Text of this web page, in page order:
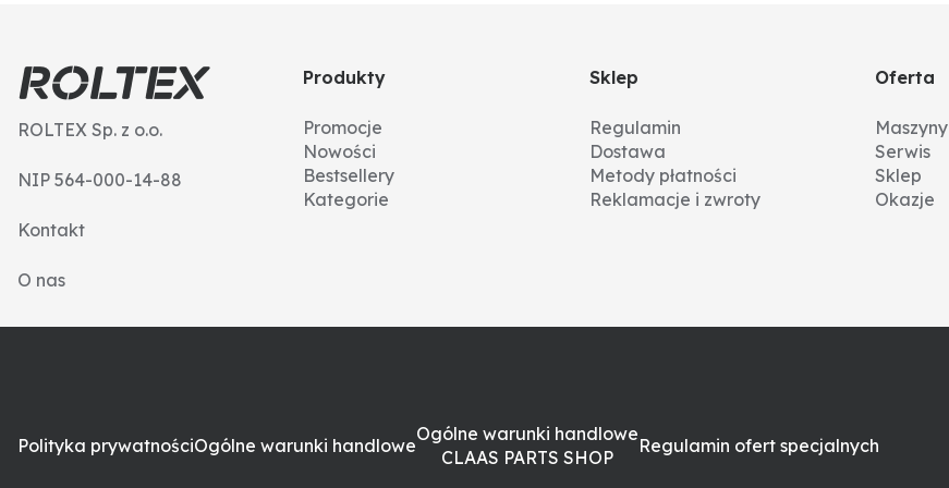
ROLTEX Sp. z o.o.
NIP 564-000-14-88
Kontakt
O nas
Produkty
Promocje
Nowości
Bestsellery
Kategorie
Sklep
Regulamin
Dostawa
Metody płatności
Reklamacje i zwroty
Oferta
Maszyny
Serwis
Sklep
Okazje
Polityka prywatnościOgólne warunki handlowe
Ogólne warunki handlowe
CLAAS PARTS SHOP
Regulamin ofert specjalnych